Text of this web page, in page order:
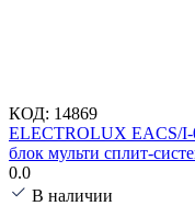
КОД: 14869
ELECTROLUX EACS/I-
блок мульти сплит-
0.0
В наличии